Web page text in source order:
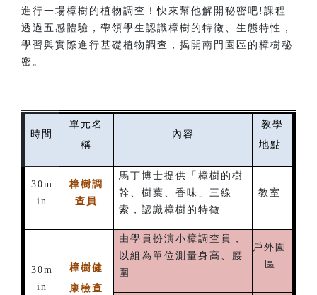
進行一場樟樹的植物調查！快來幫他解開秘密吧!課程
透過五感體驗，帶領學生認識樟樹的特徵、生態特性，
學習與實際進行基礎植物調查，揭開南門園區的樟樹秘
密。
時間
單元名
稱
內容
教學
地點
30m
in
樟樹調
查員
馬丁博士提供「樟樹的樹
幹、樹葉、香味」三線
索，認識樟樹的特徵
教室
30m
in
樟樹健
康檢查
由學員扮演小樟調查員，
以組為單位測量身高、腰
圍
戶外園
區